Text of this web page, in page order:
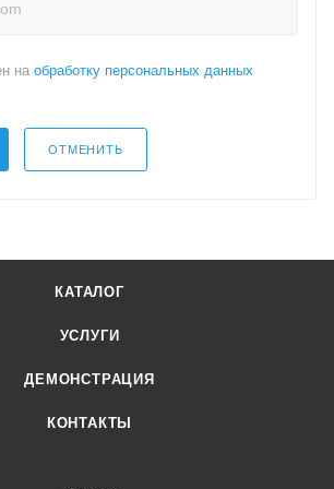
на обработку персональных данных
ОТМЕНИТЬ
КАТАЛОГ
УСЛУГИ
ДЕМОНСТРАЦИЯ
КОНТАКТЫ